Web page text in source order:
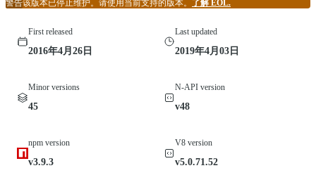
警告该版本已停止维护。请使用当前支持的版本。 了解 EOL.
First released
2016年4月26日
Last updated
2019年4月03日
Minor versions
45
N-API version
v48
npm version
v3.9.3
V8 version
v5.0.71.52